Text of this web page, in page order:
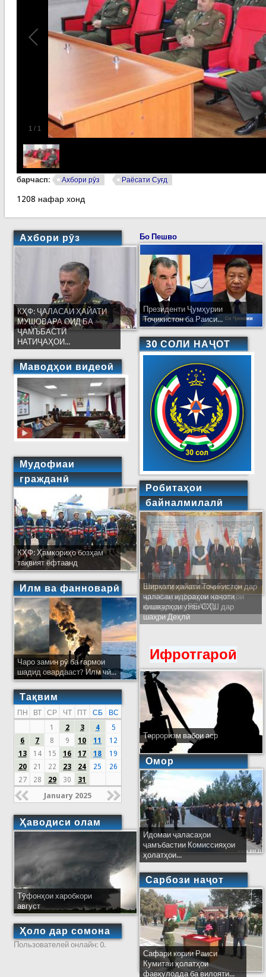
1 / 1
барчасп: Ахбори рӯз Раёсати Суғд
1208 нафар хонд
Ахбори рӯз
КҲФ: ҶАЛАСАИ ҲАЙАТИ
МУШОВАРА ОИД БА
ҶАМЪБАСТИ
НАТИҶАҲОИ...
Маводҳои видеоӣ
Мудофиаи
гражданӣ
КҲФ: Ҳамкориҳо бозҳам
тақвият ёфтаанд
Илм ва фанноварӣ
Чаро замин рӯ ба гармои
шадид овардааст? Илм чӣ...
Тақвим
ПН ВТ СР ЧТ ПТ СБ
ВС
1
2 3 4
5
6
7 8 9 10 11
12
13
14 15 16 17 18
19
20
21 22 23 24 25
26
27
28 29 30 31
January 2025
Ҳаводиси олам
Тӯфонҳои харобкори
август
Ҳоло дар сомона
Пользователей онлайн: 0.
Бо Пешво
Президенти Ҷумҳурии
Тоҷикистон ба Раиси...
30 СОЛИ НАҶОТ
Робитаҳои
байналмилалӣ
Ширкати ҳайати Тоҷикистон дар
ҷаласаи идораҳои наҷоти
кишварҳои узви СҲШ дар
шаҳри Деҳлӣ
Ифротгароӣ
Терроризм вабои аср
Омор
Идомаи ҷаласаҳои
ҷамъбастии Комиссияҳои
ҳолатҳои...
Сарбози наҷот
Сафари кории Раиси
Кумитаи ҳолатҳои
фавқулодда ба вилояти...